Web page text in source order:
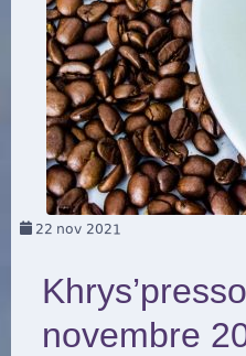
22 nov 2021
novembre